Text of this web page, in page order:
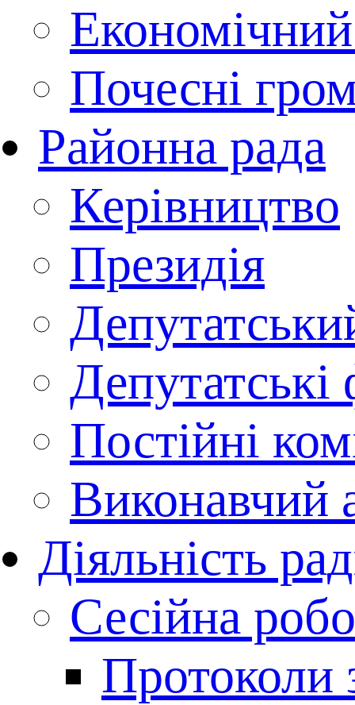
Почесні
Районна рада
Керівництво
Президія
Депутатські
Постійні
Виконавчий
Діяльність
Сесійна
Протоколи